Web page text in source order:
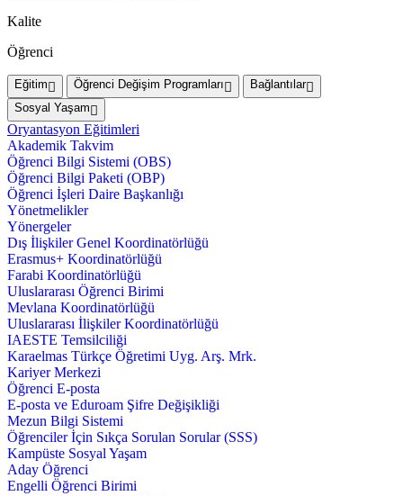
Kalite
Öğrenci
Eğitim Öğrenci Değişim Programları
Bağlantılar
Sosyal Yaşam
Oryantasyon Eğitimleri
Akademik Takvim
Öğrenci Bilgi Sistemi (OBS)
Öğrenci Bilgi Paketi (OBP)
Öğrenci İşleri Daire Başkanlığı
Yönetmelikler
Yönergeler
Dış İlişkiler Genel Koordinatörlüğü
Erasmus+ Koordinatörlüğü
Farabi Koordinatörlüğü
Uluslararası Öğrenci Birimi
Mevlana Koordinatörlüğü
Uluslararası İlişkiler Koordinatörlüğü
IAESTE Temsilciliği
Karaelmas Türkçe Öğretimi Uyg. Arş. Mrk.
Kariyer Merkezi
Öğrenci E-posta
E-posta ve Eduroam Şifre Değişikliği
Mezun Bilgi Sistemi
Öğrenciler İçin Sıkça Sorulan Sorular (SSS)
Kampüste Sosyal Yaşam
Aday Öğrenci
Engelli Öğrenci Birimi